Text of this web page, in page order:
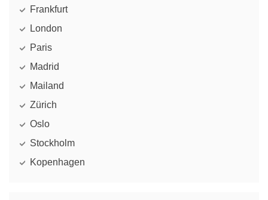
Frankfurt
London
Paris
Madrid
Mailand
Zürich
Oslo
Stockholm
Kopenhagen